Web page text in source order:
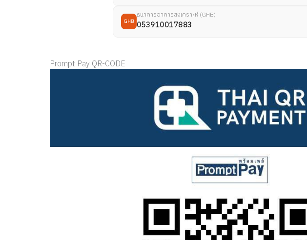
GHB
ธนาคารอาคารสงเคราะห์ (GHB)
053910017883
Prompt Pay QR-CODE